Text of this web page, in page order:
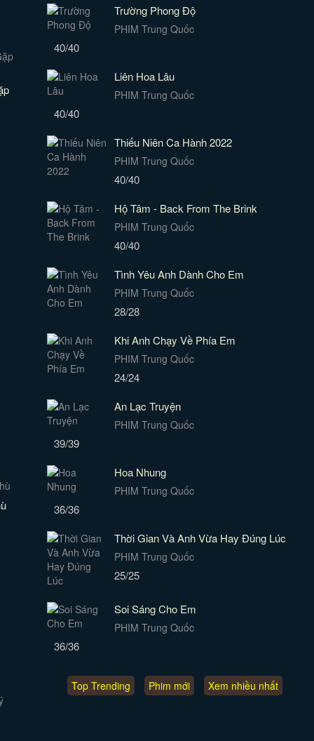
Trường Phong Độ
PHIM Trung Quốc
40/40
Liên Hoa Lâu
PHIM Trung Quốc
40/40
Thiếu Niên Ca Hành 2022
PHIM Trung Quốc
40/40
Hộ Tâm - Back From The Brink
PHIM Trung Quốc
40/40
Tình Yêu Anh Dành Cho Em
PHIM Trung Quốc
28/28
Khi Anh Chạy Về Phía Em
PHIM Trung Quốc
24/24
An Lạc Truyện
PHIM Trung Quốc
39/39
Hoa Nhung
PHIM Trung Quốc
36/36
Thời Gian Và Anh Vừa Hay Đúng Lúc
PHIM Trung Quốc
25/25
Soi Sáng Cho Em
PHIM Trung Quốc
36/36
Top Trending Phim mới Xem nhiều nhất